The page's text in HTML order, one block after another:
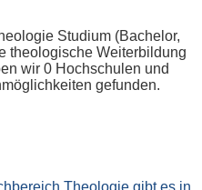
Studium (Bachelor,
theologische Weiterbildung
wir 0 Hochschulen und
gefunden.